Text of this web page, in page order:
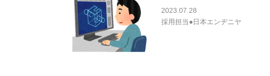
2023.07.28
採用担当●日本エンヂニヤ